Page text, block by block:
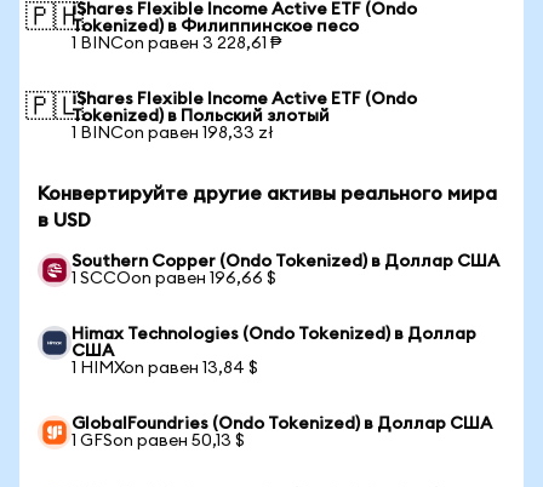
🇵🇭iShares Flexible Income Active ETF (Ondo
Tokenized) в Филиппинское песо
1 BINCon равен 3 228,61 ₱
🇵🇱iShares Flexible Income Active ETF (Ondo
Tokenized) в Польский злотый
1 BINCon равен 198,33 zł
Конвертируйте другие активы реального мира
в USD
Southern Copper (Ondo Tokenized) в Доллар США
1 SCCOon равен 196,66 $
Himax Technologies (Ondo Tokenized) в Доллар
США
1 HIMXon равен 13,84 $
GlobalFoundries (Ondo Tokenized) в Доллар США
1 GFSon равен 50,13 $